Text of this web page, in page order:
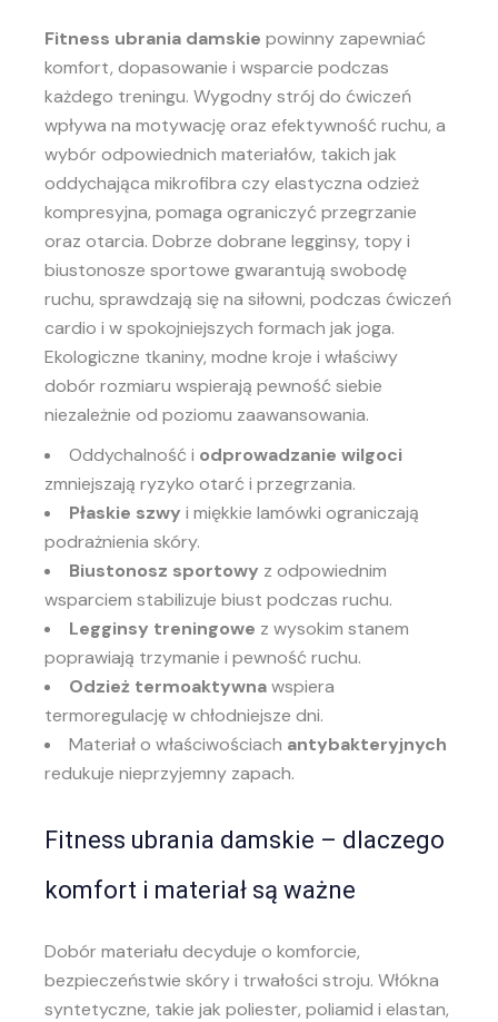
Fitness ubrania damskie powinny zapewniać
komfort, dopasowanie i wsparcie podczas
każdego treningu. Wygodny strój do ćwiczeń
wpływa na motywację oraz efektywność ruchu, a
wybór odpowiednich materiałów, takich jak
oddychająca mikrofibra czy elastyczna odzież
kompresyjna, pomaga ograniczyć przegrzanie
oraz otarcia. Dobrze dobrane legginsy, topy i
biustonosze sportowe gwarantują swobodę
ruchu, sprawdzają się na siłowni, podczas ćwiczeń
cardio i w spokojniejszych formach jak joga.
Ekologiczne tkaniny, modne kroje i właściwy
dobór rozmiaru wspierają pewność siebie
niezależnie od poziomu zaawansowania.
Oddychalność i odprowadzanie wilgoci
zmniejszają ryzyko otarć i przegrzania.
Płaskie szwy i miękkie lamówki ograniczają
podrażnienia skóry.
Biustonosz sportowy z odpowiednim
wsparciem stabilizuje biust podczas ruchu.
Legginsy treningowe z wysokim stanem
poprawiają trzymanie i pewność ruchu.
Odzież termoaktywnawspiera
termoregulację w chłodniejsze dni.
Materiał o właściwościach antybakteryjnych
redukuje nieprzyjemny zapach.
Fitness ubrania damskie – dlaczego
komfort i materiał są ważne
Dobór materiału decyduje o komforcie,
bezpieczeństwie skóry i trwałości stroju. Włókna
syntetyczne, takie jak poliester, poliamid i elastan,